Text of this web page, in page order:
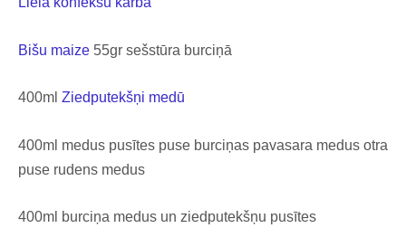
Bišu maize 55gr sešstūra burciņā
400ml Ziedputekšņi medū
400ml medus pusītes puse burciņas pavasara medus otra
puse rudens medus
400ml burciņa medus un ziedputekšņu pusītes